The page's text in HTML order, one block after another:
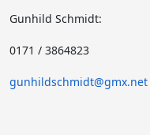
Gunhild Schmidt:
0171 / 3864823
gunhildschmidt@gmx.net